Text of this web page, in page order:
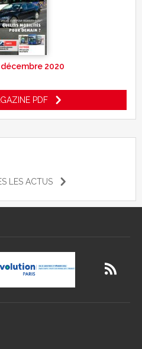
décembre 2020
PDF
LES ACTUS